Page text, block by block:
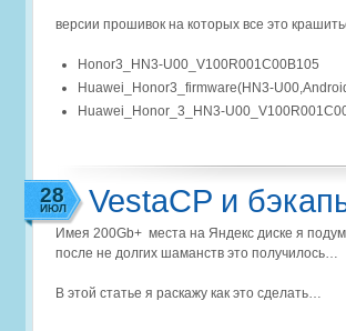
версии прошивок на которых все это
Honor3_HN3-U00_V100R001C00B105
Huawei_Honor3_firmware(HN3-
Huawei_Honor_3_HN3-
VestaCP и
Имея 200Gb+ места на Яндекс диске я
после не долгих шаманств это получилось…
В этой статье я раскажу как это сделать…
28
ИЮЛ